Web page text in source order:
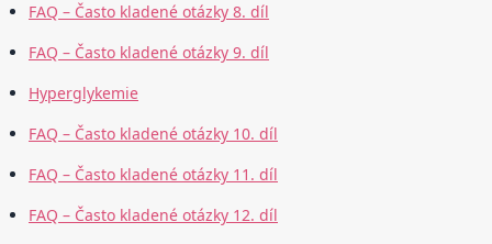
FAQ – Často kladené otázky 8. díl
FAQ – Často kladené otázky 9. díl
Hyperglykemie
FAQ – Často kladené otázky 10. díl
FAQ – Často kladené otázky 11. díl
FAQ – Často kladené otázky 12. díl